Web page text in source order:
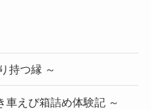
持つ縁 ～
車えび箱詰め体験記 ～